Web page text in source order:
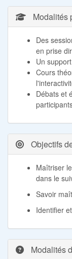
Modalités
Des
en prise
Un
Cours
Débats et
Objectifs
Maîtriser
dans le
Savoir
Identifier
Modalités